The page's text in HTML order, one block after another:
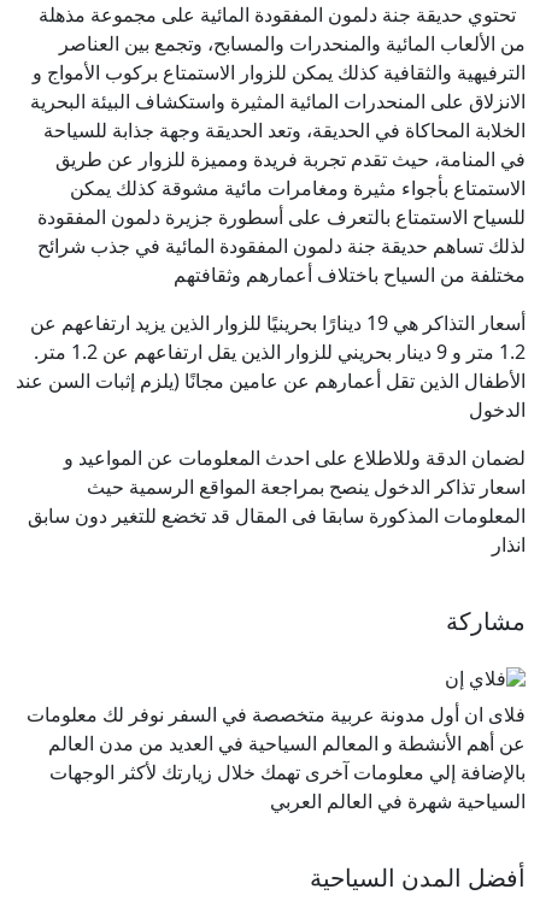
تحتوي حديقة جنة دلمون المفقودة المائية على مجموعة مذهلة
من الألعاب المائية والمنحدرات والمسابح، وتجمع بين العناصر
الترفيهية والثقافية كذلك يمكن للزوار الاستمتاع بركوب الأمواج و
الانزلاق على المنحدرات المائية المثيرة واستكشاف البيئة البحرية
الخلابة المحاكاة في الحديقة، وتعد الحديقة وجهة جذابة للسياحة
في المنامة، حيث تقدم تجربة فريدة ومميزة للزوار عن طريق
الاستمتاع بأجواء مثيرة ومغامرات مائية مشوقة كذلك يمكن
للسياح الاستمتاع بالتعرف على أسطورة جزيرة دلمون المفقودة
لذلك تساهم حديقة جنة دلمون المفقودة المائية في جذب شرائح
مختلفة من السياح باختلاف أعمارهم وثقافتهم
أسعار التذاكر هي 19 دينارًا بحرينيًا للزوار الذين يزيد ارتفاعهم عن
1.2 متر و 9 دينار بحريني للزوار الذين يقل ارتفاعهم عن 1.2 متر.
الأطفال الذين تقل أعمارهم عن عامين مجانًا (يلزم إثبات السن عند
الدخول
لضمان الدقة وللاطلاع على احدث المعلومات عن المواعيد و
اسعار تذاكر الدخول ينصح بمراجعة المواقع الرسمية حيث
المعلومات المذكورة سابقا فى المقال قد تخضع للتغير دون سابق
انذار
مشاركة
فلاى ان أول مدونة عربية متخصصة في السفر نوفر لك معلومات
عن أهم الأنشطة و المعالم السياحية في العديد من مدن العالم
بالإضافة إلي معلومات آخرى تهمك خلال زيارتك لأكثر الوجهات
السياحية شهرة في العالم العربي
أفضل المدن السياحية